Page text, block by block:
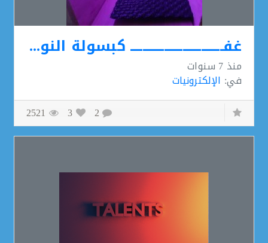
غفــــــــــــــــــــــــــــــ كبسولة النوم الذكية ـــــــــــــــــــــوة
الإلكترونيات
3
2521